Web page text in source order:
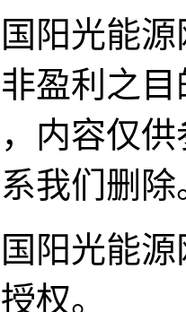
阳光能
盈利之
内容仅
我们删除
阳光能
权。